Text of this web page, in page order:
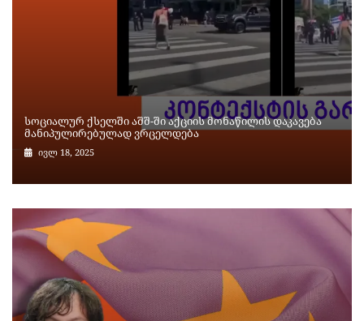
სოციალურ ქსელში აშშ-ში აქციის მონაწილის დაკავება
მანიპულირებულად ვრცელდება
ივლ 18, 2025